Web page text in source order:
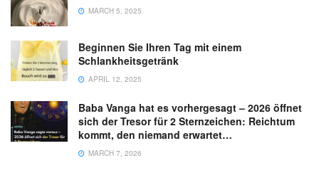
MARCH 5, 2025
Beginnen Sie Ihren Tag mit einem
Schlankheitsgetränk
APRIL 12, 2025
Baba Vanga hat es vorhergesagt – 2026 öffnet
sich der Tresor für 2 Sternzeichen: Reichtum
kommt, den niemand erwartet…
MARCH 7, 2026